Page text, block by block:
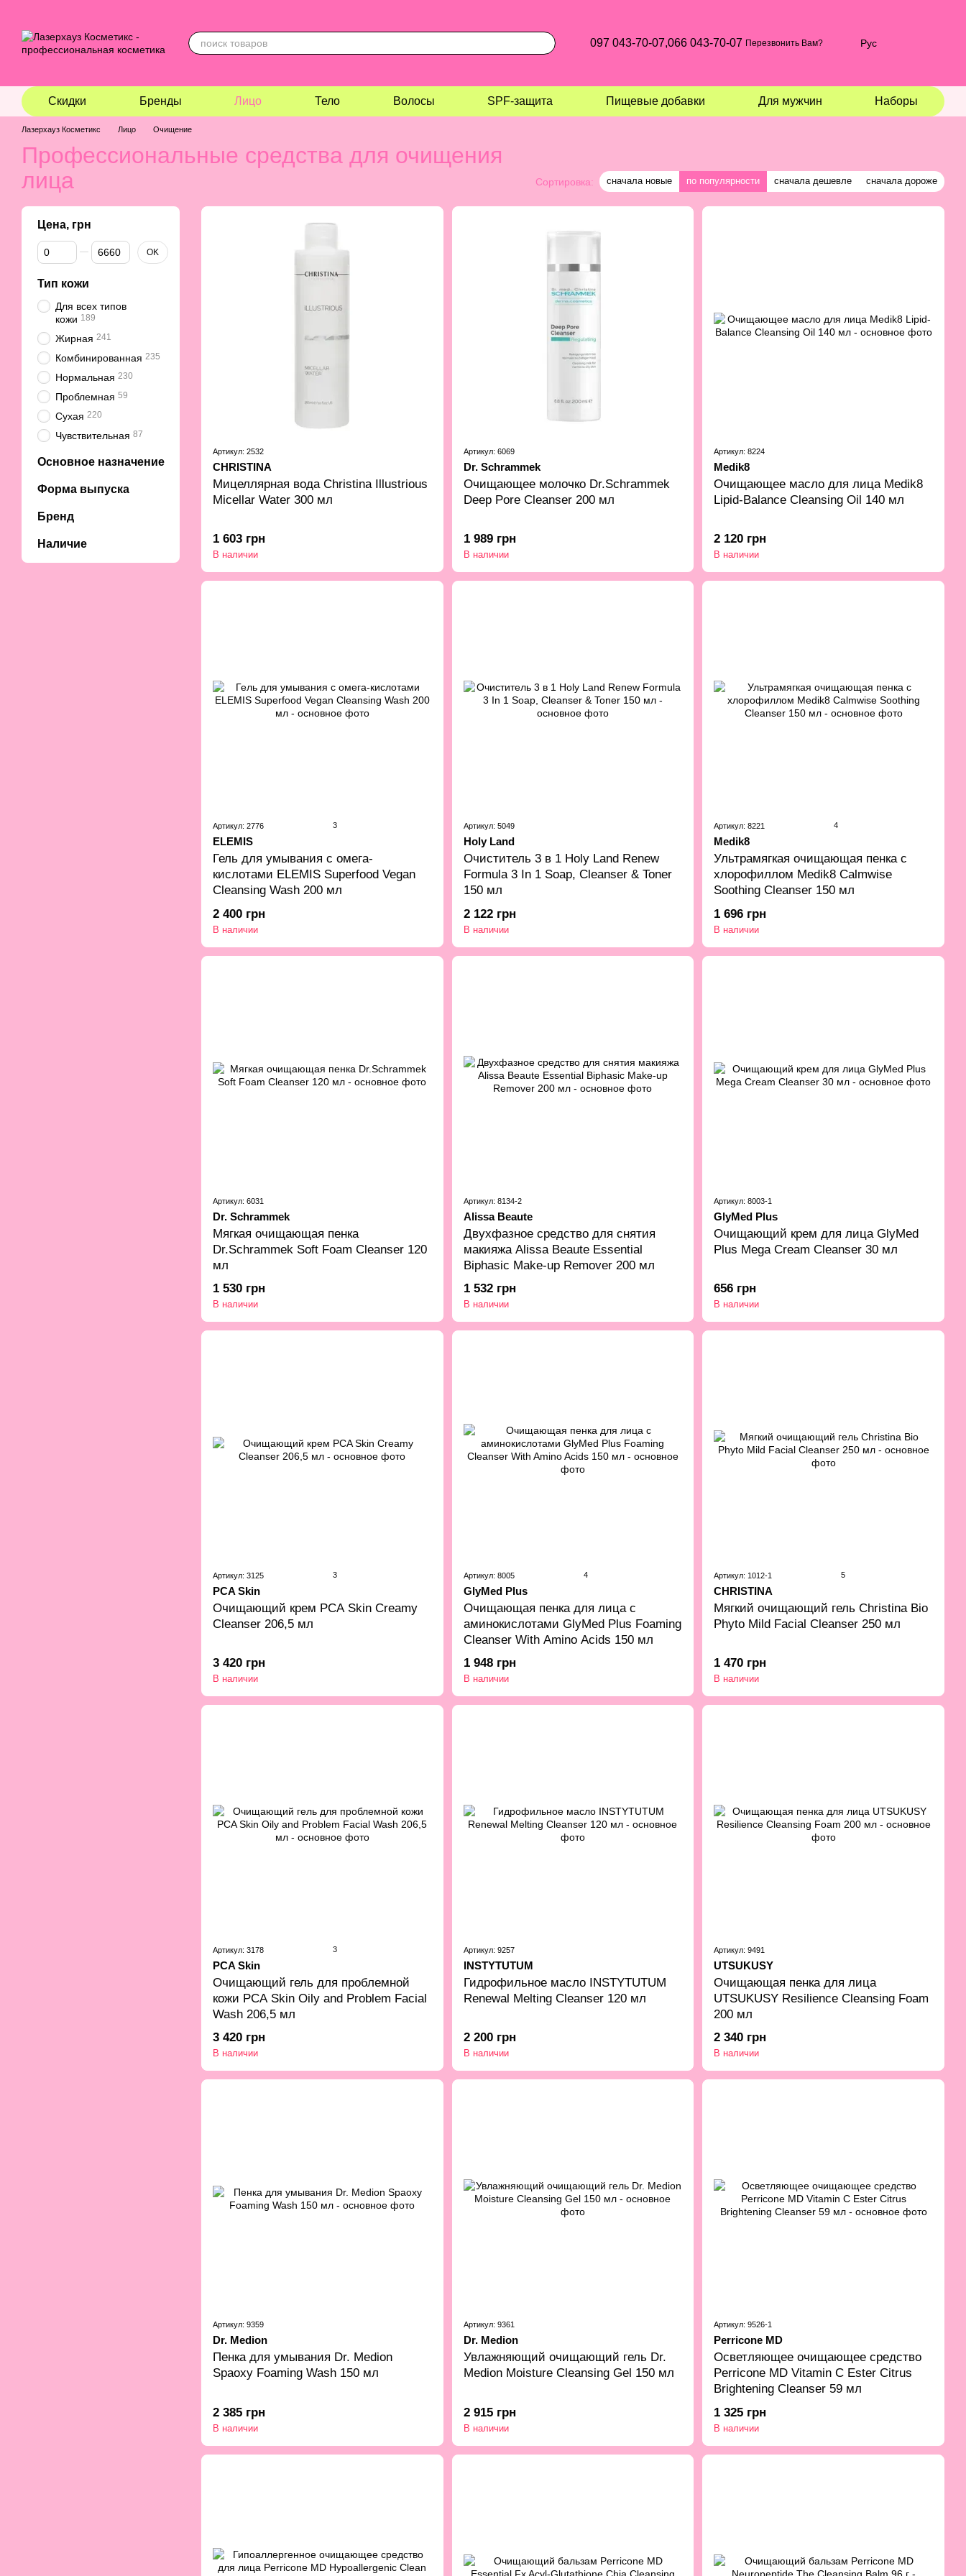
097 043-70-07,066 043-70-07 Перезвонить Вам? Рус
Скидки Бренды Лицо Тело Волосы SPF-защита Пищевые добавки Для мужчин Наборы
Лазерхауз Косметикс Лицо Очищение
Профессиональные средства для очищения
лица
Сортировка: сначала новые по популярности сначала дешевле сначала дороже
Артикул: 2532
CHRISTINA
Мицеллярная вода Christina Illustrious
Micellar Water 300 мл
1 603 грн
В наличии
Артикул: 6069
Dr. Schrammek
Очищающее молочко Dr.Schrammek
Deep Pore Cleanser 200 мл
1 989 грн
В наличии
Артикул: 8224
Medik8
Очищающее масло для лица Medik8
Lipid-Balance Cleansing Oil 140 мл
2 120 грн
В наличии
Артикул: 2776 3
ELEMIS
Гель для умывания с омега-
кислотами ELEMIS Superfood Vegan
Cleansing Wash 200 мл
2 400 грн
В наличии
Артикул: 5049
Holy Land
Очиститель 3 в 1 Holy Land Renew
Formula 3 In 1 Soap, Cleanser & Toner
150 мл
2 122 грн
В наличии
Артикул: 8221 4
Medik8
Ультрамягкая очищающая пенка с
хлорофиллом Medik8 Calmwise
Soothing Cleanser 150 мл
1 696 грн
В наличии
Артикул: 6031
Dr. Schrammek
Мягкая очищающая пенка
Dr.Schrammek Soft Foam Cleanser 120
мл
1 530 грн
В наличии
Артикул: 8134-2
Alissa Beaute
Двухфазное средство для снятия
макияжа Alissa Beaute Essential
Biphasic Make-up Remover 200 мл
1 532 грн
В наличии
Артикул: 8003-1
GlyMed Plus
Очищающий крем для лица GlyMed
Plus Mega Cream Cleanser 30 мл
656 грн
В наличии
Артикул: 3125 3
PCA Skin
Очищающий крем PCA Skin Creamy
Cleanser 206,5 мл
3 420 грн
В наличии
Артикул: 8005 4
GlyMed Plus
Очищающая пенка для лица с
аминокислотами GlyMed Plus Foaming
Cleanser With Amino Acids 150 мл
1 948 грн
В наличии
Артикул: 1012-1 5
CHRISTINA
Мягкий очищающий гель Christina Bio
Phyto Mild Facial Cleanser 250 мл
1 470 грн
В наличии
Артикул: 3178 3
PCA Skin
Очищающий гель для проблемной
кожи PCA Skin Oily and Problem Facial
Wash 206,5 мл
3 420 грн
В наличии
Артикул: 9257
INSTYTUTUM
Гидрофильное масло INSTYTUTUM
Renewal Melting Cleanser 120 мл
2 200 грн
В наличии
Артикул: 9491
UTSUKUSY
Очищающая пенка для лица
UTSUKUSY Resilience Cleansing Foam
200 мл
2 340 грн
В наличии
Артикул: 9359
Dr. Medion
Пенка для умывания Dr. Medion
Spaoxy Foaming Wash 150 мл
2 385 грн
В наличии
Артикул: 9361
Dr. Medion
Увлажняющий очищающий гель Dr.
Medion Moisture Cleansing Gel 150 мл
2 915 грн
В наличии
Артикул: 9526-1
Perricone MD
Осветляющее очищающее средство
Perricone MD Vitamin C Ester Citrus
Brightening Cleanser 59 мл
1 325 грн
В наличии
Цена, грн
От Цена, грн
До Цена, грн OK
Тип кожи
Для всех типов
кожи 189
Жирная 241
Комбинированная 235
Нормальная 230
Проблемная 59
Сухая 220
Чувствительная 87
Основное назначение
Форма выпуска
Бренд
Наличие